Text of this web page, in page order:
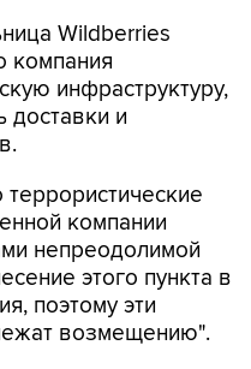
Wildberries
компания
инфраструктуру,
доставки и
компании
непреодолимой
этого пункта в
поэтому эти
возмещению".